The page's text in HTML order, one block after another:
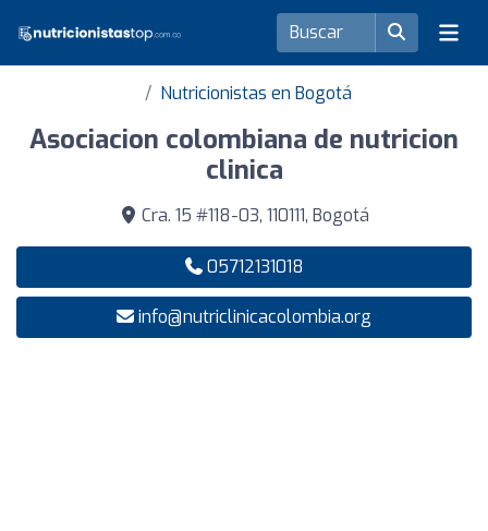
Nutricionistas en Bogotá
Asociacion colombiana de nutricion
clinica
Cra. 15 #118-03, 110111, Bogotá
05712131018
info@nutriclinicacolombia.org